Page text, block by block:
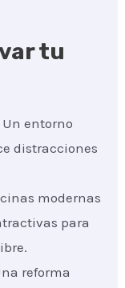
tu
Un entorno
distracciones
modernas
para
reforma